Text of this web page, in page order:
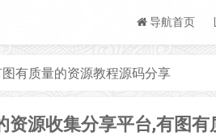
导航首页
有质量的资源教程源码分享